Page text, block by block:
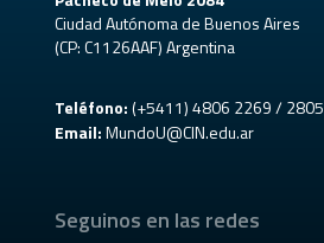
Ciudad Autónoma de Buenos Aires
(CP: C1126AAF) Argentina
Teléfono:(+5411) 4806 2269 / 2805
Email: MundoU@CIN.edu.ar
Seguinos en las redes